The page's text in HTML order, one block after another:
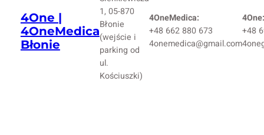
4One |
4OneMedica
Błonie
1, 05-870
Błonie
(wejście i
parking od
ul.
Kościuszki)
4OneMedica:
+48 662 880 673
4onemedica@gmail.com
4One:
+48